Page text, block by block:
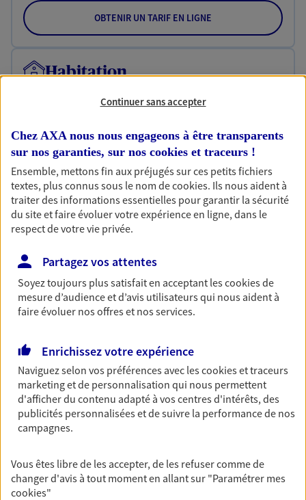
OBTENIR UN TARIF EN LIGNE
Habitation
contrat Ma Maison assure votre sérénité en
Découvrir l'offre Habitation
OBTENIR UN TARIF EN LIGNE
Garantie Accidents de la Vie
ou grande lectrice… personne n'est à l'abri d'un
accident du quotidien. Avec Ma Protection
Accident, protégez votre qualité de vie et vos
revenus.
OBTENIR UN TARIF EN LIGNE
Multirisque Entreprise
Gagnez en simplicité et en sérénité avec votre
unique pour protéger vos locaux, matériels pro,
équipements et stocks… sans oublier votre
responsabilité civile.
Continuer sans accepter
Chez AXA nous nous engageons à être transparents
sur nos garanties, sur nos cookies et traceurs !
Ensemble, mettons fin aux préjugés sur ces petits fichiers
textes, plus connus sous le nom decookies. Ils nous aident à
traiter des informations essentielles pour garantir la sécurité
du site et faire évoluer votre expérience en ligne, dans le
respect de votre vie privée.
Partagez vos attentes
Soyez toujours plus satisfait en acceptant lescookiesde
mesure d’audience et d’avis utilisateurs qui nous aident à
faire évoluer nos offres et nos services.
Enrichissez votre expérience
Naviguez selon vos préférences avec lescookies et traceurs
marketing et de personnalisation qui nous permettent
d'afficher du contenu adapté à vos centres d'intérêts, des
publicités personnalisées et de suivre la performance de nos
campagnes.
Vous êtes libre de les accepter, de les refuser comme de
changer d'avis à tout moment en allant sur "Paramétrer mes
cookies"